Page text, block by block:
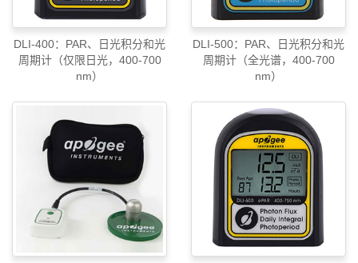
DLI-400：PAR、日光积分和光
周期计（仅限日光，400-700
nm）
DLI-500：PAR、日光积分和光
周期计（全光谱，400-700
nm）